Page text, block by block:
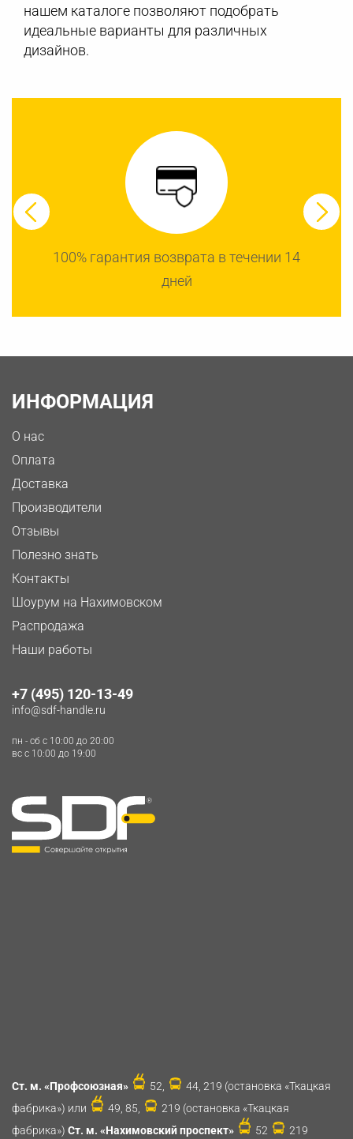
нашем каталоге позволяют подобрать
идеальные варианты для различных
дизайнов.
100% гарантия возврата в течении 14
дней
ИНФОРМАЦИЯ
О нас
Оплата
Доставка
Производители
Отзывы
Полезно знать
Контакты
Шоурум на Нахимовском
Распродажа
Наши работы
+7 (495) 120-13-49
info@sdf-handle.ru
пн - сб c 10:00 до 20:00
вс c 10:00 до 19:00
Ст. м. «Профсоюзная» 52,
44, 219 (остановка «Ткацкая
фабрика») или
49, 85,
219 (остановка «Ткацкая
фабрика») Ст. м. «Нахимовский проспект» 52 219